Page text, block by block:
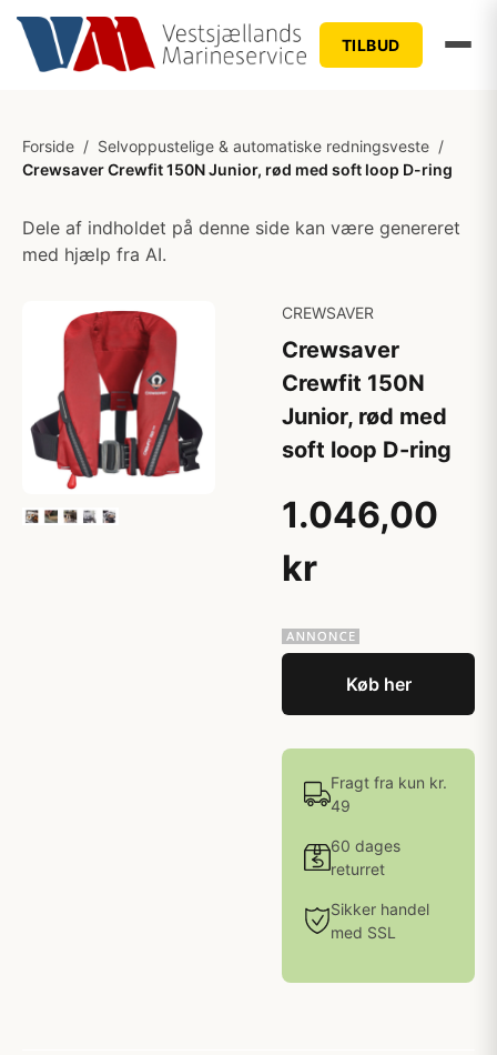
TILBUD
Forside / Selvoppustelige & automatiske redningsveste /
Crewsaver Crewfit 150N Junior, rød med soft loop D-ring
Dele af indholdet på denne side kan være genereret
med hjælp fra AI.
CREWSAVER
Crewsaver
Crewfit 150N
Junior, rød med
soft loop D-ring
1.046,00
kr
Køb her
Fragt fra kun kr.
49
60 dages
returret
Sikker handel
med SSL